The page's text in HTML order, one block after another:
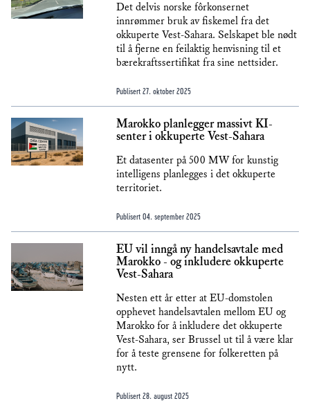
Det delvis norske fôrkonsernet
innrømmer bruk av fiskemel fra det
okkuperte Vest-Sahara. Selskapet ble nødt
til å fjerne en feilaktig henvisning til et
bærekraftssertifikat fra sine nettsider.
Publisert 27. oktober 2025
Marokko planlegger massivt KI-
senter i okkuperte Vest-Sahara
Et datasenter på 500 MW for kunstig
intelligens planlegges i det okkuperte
territoriet.
Publisert 04. september 2025
EU vil inngå ny handelsavtale med
Marokko - og inkludere okkuperte
Vest-Sahara
Nesten ett år etter at EU-domstolen
opphevet handelsavtalen mellom EU og
Marokko for å inkludere det okkuperte
Vest-Sahara, ser Brussel ut til å være klar
for å teste grensene for folkeretten på
nytt.
Publisert 28. august 2025